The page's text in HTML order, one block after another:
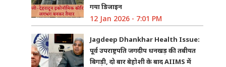
गया डिजाइन
12 Jan 2026 - 7:01 PM
Jagdeep Dhankhar Health Issue:
पूर्व उपराष्ट्रपति जगदीप धनखड़ की तबीयत
बिगड़ी, दो बार बेहोशी के बाद AIIMS में